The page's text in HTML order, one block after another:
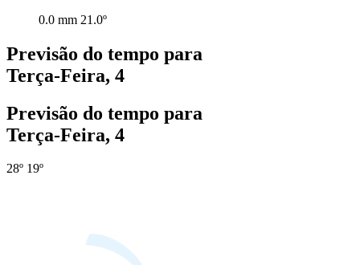
0.0 mm 21.0º
Previsão do tempo para
Terça-Feira, 4
Previsão do tempo para
Terça-Feira, 4
28º 19º